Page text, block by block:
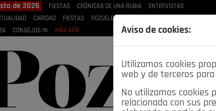
de 2026 FIESTAS CRÓNICAS DE UNA RUBIA ENTREVISTAS
CARIDAD FIESTAS POZUELEROS
CONSEJOS IN MÁS AÚN Aviso de cookies:
Utilizamos cookies
web y de terceros
No utilizamos cookies
relacionada con sus